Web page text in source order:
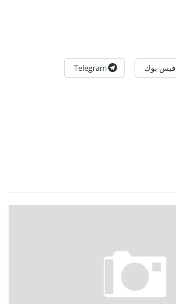
فيس بوك Telegram